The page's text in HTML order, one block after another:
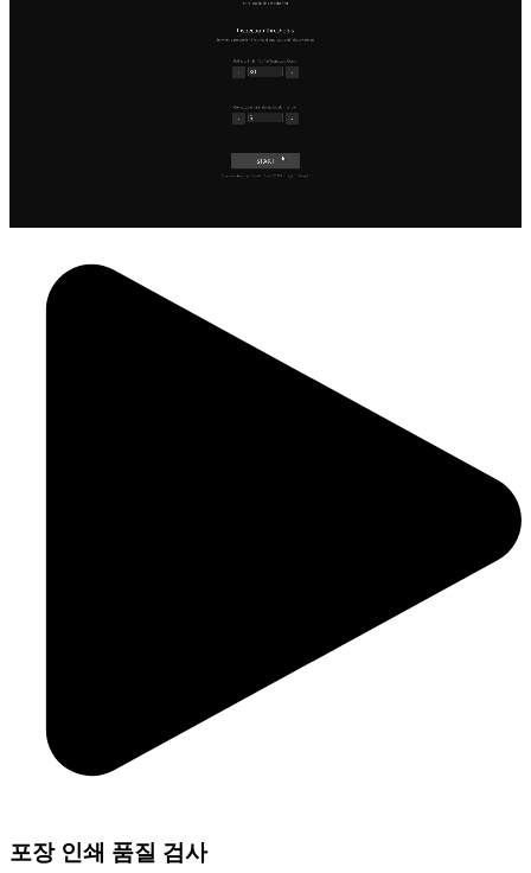
포장 인쇄 품질 검사